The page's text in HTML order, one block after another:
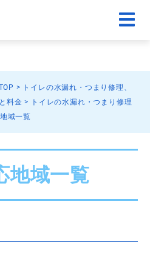
> トイレの水漏れ・つまり修理、
料金 >
トイレの水漏れ・つまり修理
域一覧
地域一覧